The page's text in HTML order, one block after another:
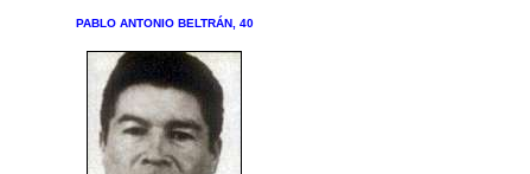
PABLO ANTONIO BELTRÁN, 40